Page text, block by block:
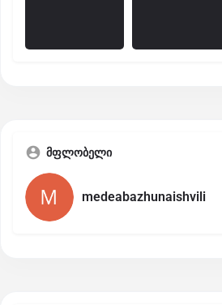
მფლობელი
medeabazhunaishvili